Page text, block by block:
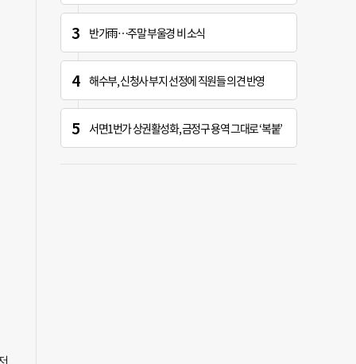
반가雨…주말 부울경 비 소식
해수부, 신청사 부지 선정에 직원들 의견 반영
서면1번가 상권활성화, 금정구 용역 그대로 ‘복붙’